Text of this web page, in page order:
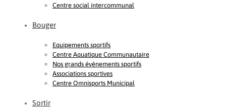
Centre social intercommunal
Bouger
Equipements sportifs
Centre Aquatique Communautaire
Nos grands évènements sportifs
Associations sportives
Centre Omnisports Municipal
Sortir